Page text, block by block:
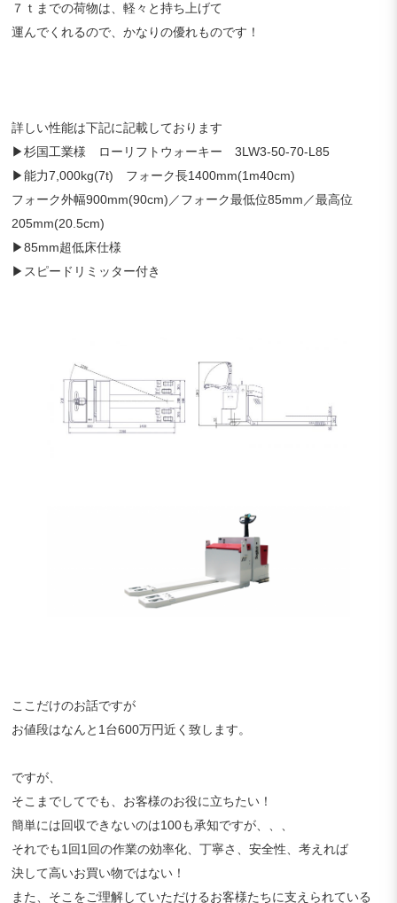
７ｔまでの荷物は、軽々と持ち上げて
運んでくれるので、かなりの優れものです！
詳しい性能は下記に記載しております
▶杉国工業様 ローリフトウォーキー 3LW3-50-70-L85
▶能力7,000kg(7t) フォーク長1400mm(1m40cm)
フォーク外幅900mm(90cm)／フォーク最低位85mm／最高位
205mm(20.5cm)
▶85mm超低床仕様
▶スピードリミッター付き
ここだけのお話ですが
お値段はなんと1台600万円近く致します。
ですが、
そこまでしてでも、お客様のお役に立ちたい！
簡単には回収できないのは100も承知ですが、、、
それでも1回1回の作業の効率化、丁寧さ、安全性、考えれば
決して高いお買い物ではない！
また、そこをご理解していただけるお客様たちに支えられている